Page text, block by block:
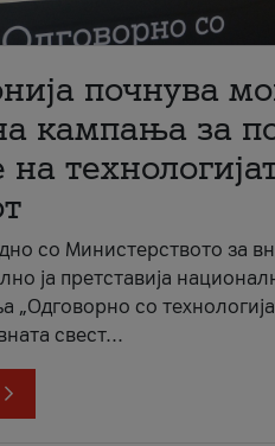
почнува
кампања за
со Министерството за
ја претставија
„Одговорно со
свест...